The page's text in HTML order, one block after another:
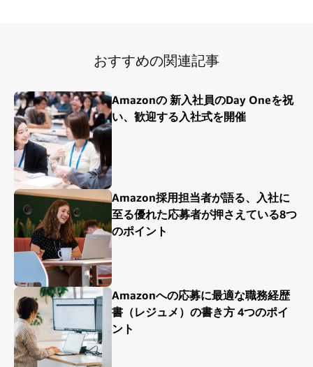
おすすめの関連記事
Amazonの 新入社員のDay Oneを祝
い、歓迎する入社式を開催
Amazon採用担当者が語る、入社に
至る優れた応募者が押さえている8つ
のポイント
Amazonへの応募に最適な職務経歴
書（レジュメ）の書き方 4つのポイ
ント